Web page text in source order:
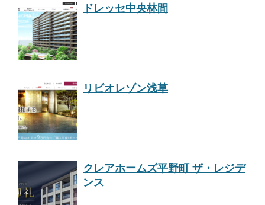
ドレッセ中央林間
リビオレゾン浅草
クレアホームズ平野町 ザ・レジデ
ンス